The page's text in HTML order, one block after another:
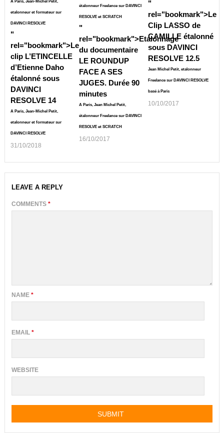
A Paris, Jean-Michel Petit,
etalonneur et formateur sur
DAVINCI RESOLVE
"
rel="bookmark">Le
clip L’ETINCELLE
d’Etienne Daho
étalonné sous
DAVINCI
RESOLVE 14
A Paris, Jean-Michel Petit,
etalonneur et formateur sur
DAVINCI RESOLVE
31/10/2018
étalonneur Freelance sur DAVINCI
RESOLVE et SCRATCH
"
rel="bookmark">Etalonnage
du documentaire
LE ROUNDUP
FACE A SES
JUGES. Durée 90
minutes
A Paris, Jean Michel Petit,
étalonneur Freelance sur DAVINCI
RESOLVE et SCRATCH
16/10/2017
"
rel="bookmark">Le
Clip LASSO de
CAMILLE étalonné
sous DAVINCI
RESOLVE 12.5
Jean Michel Petit, etalonneur
Freelance sur DAVINCI RESOLVE
basé à Paris
10/10/2017
LEAVE A REPLY
COMMENTS *
NAME *
EMAIL *
WEBSITE